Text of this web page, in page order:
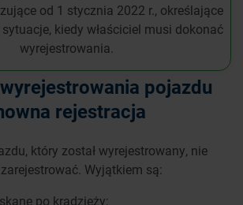
od 1 stycznia 2022 r., określające
kiedy właściciel musi dokonać
wyrejestrowania.
pojazdu
rejestracja
który został wyrejestrowany, nie
Wyjątkiem są:
po kradzieży;